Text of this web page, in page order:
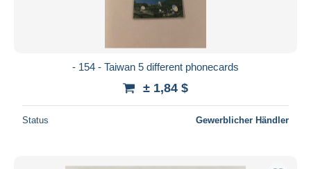
- 154 - Taiwan 5 different phonecards
± 1,84 $
Status Gewerblicher Händler